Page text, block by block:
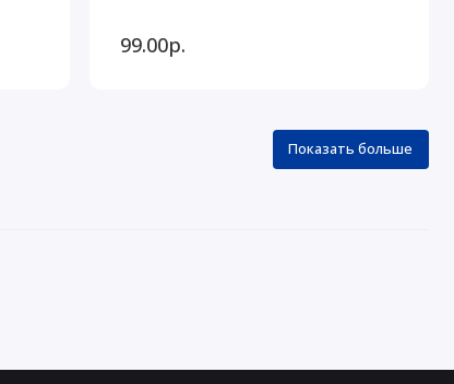
99.00р.
Показать больше